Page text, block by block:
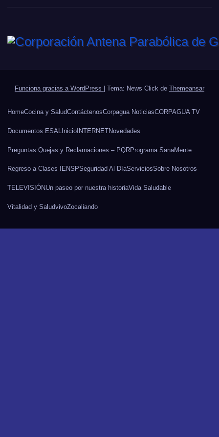
Funciona gracias a WordPress | Tema: News Click de Themeansar
HomeCocina y SaludContáctenosCorpagua NoticiasCORPAGUA TV
Documentos ESAL Inicio INTERNETNovedades
Preguntas Quejas y Reclamaciones – PQRPrograma SanaMente
Regreso a Clases IENSPSeguridad Al DíaServiciosSobre Nosotros
TELEVISIÓNUn paseo por nuestra historiaVida Saludable
Vitalidad y SaludvivoZocaliando